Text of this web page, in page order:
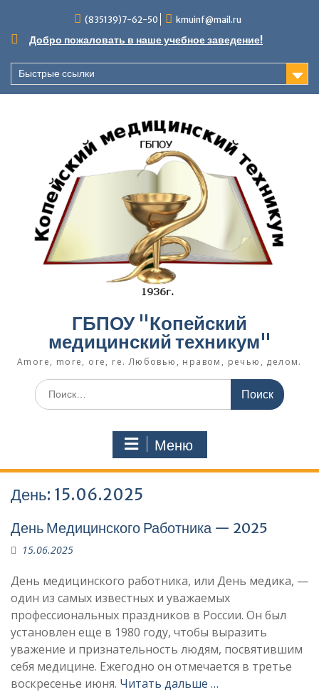
содержимому
(835139)7-62-50 kmuinf@mail.ru
Добро пожаловать в наше учебное заведение!
Быстрые ссылки
ГБПОУ "Копейский
медицинский техникум"
Amore, more, ore, re. Любовью, нравом, речью, делом.
Поиск
по:
Меню
День: 15.06.2025
День Медицинского Работника — 2025
15.06.2025
День медицинского работника, или День медика, —
один из самых известных и уважаемых
профессиональных праздников в России. Он был
установлен еще в 1980 году, чтобы выразить
уважение и признательность людям, посвятившим
себя медицине. Ежегодно он отмечается в третье
воскресенье июня. Читать дальше …